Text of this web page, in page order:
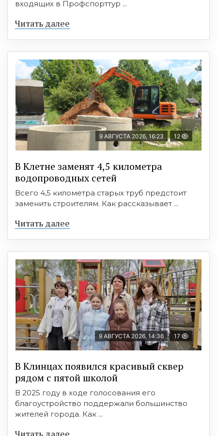
входящих в Профспорттур ...
Читать далее
9 АВГУСТА 2026, 16:23 12
В Клетне заменят 4,5 километра
водопроводных сетей
Всего 4,5 километра старых труб предстоит
заменить строителям. Как рассказывает ...
Читать далее
9 АВГУСТА 2026, 14:36 17
В Клинцах появился красивый сквер
рядом с пятой школой
В 2025 году в ходе голосования его
благоустройство поддержали большинство
жителей города. Как ...
Читать далее